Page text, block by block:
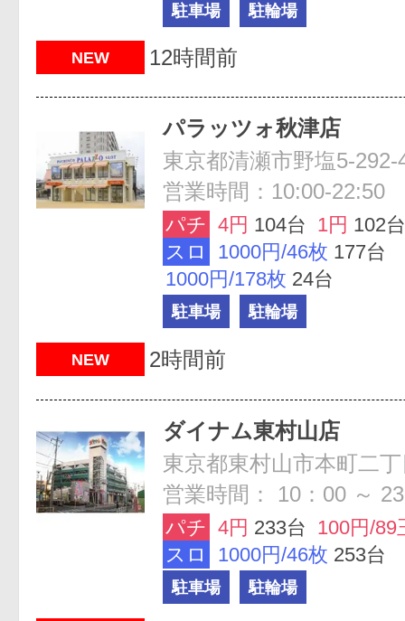
駐車場 駐輪場
NEW 12時間前
パラッツォ秋津店
営業時間：10:00-22:50
パチ 4円 104台 1円 102台
スロ
1000円/46枚 177台
1000円/178枚 24台
駐車場 駐輪場
NEW 2時間前
ダイナム東村山店
東京都東村山市本町二
営業時間： 10：00 ～
パチ 4円 233台 100円/89
スロ
1000円/46枚 253台
駐車場 駐輪場